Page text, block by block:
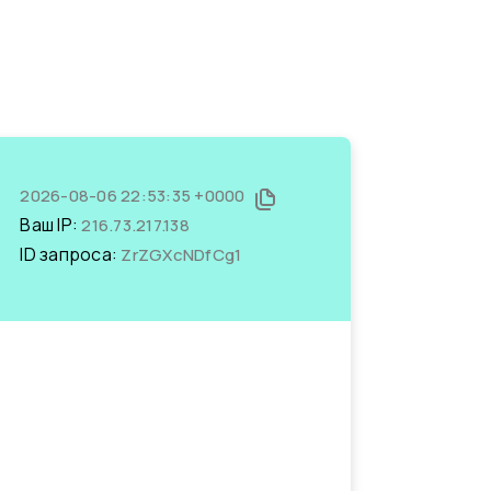
2026-08-06 22:53:35 +0000
Ваш IP:216.73.217.138
ID запроса: ZrZGXcNDfCg1